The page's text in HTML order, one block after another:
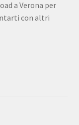
a Verona per
con altri